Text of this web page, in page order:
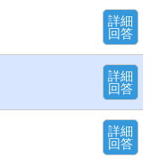
詳細
回答
詳細
回答
詳細
回答